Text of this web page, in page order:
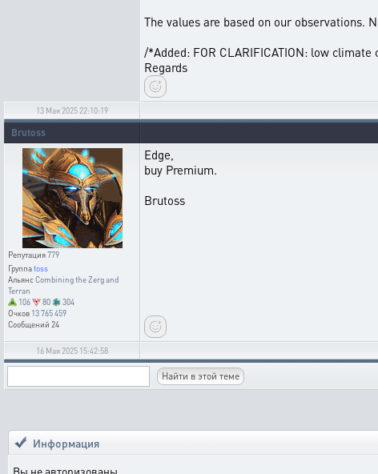
The values are based on our observations.
/*Added: FOR CLARIFICATION: low
Regards
13 Мая 2025 22:10:19
Brutoss
Репутация779
Группаtoss
АльянсCombining the Zerg and
Terran
106
80
304
Очков 13 765 459
Сообщений 24
Edge,
buy Premium.
Brutoss
16 Мая 2025 15:42:58
Информация
Вы не авторизованы